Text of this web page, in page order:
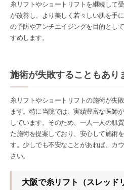
糸リフトやショートリフトを継続して
が改善し、より美しく若々しい肌を手
の予防やアンチエイジングを目的とし
すめします。
施術が失敗することもあり
糸リフトやショートリフトの施術が失
ます。特に当院では、実績豊富な医師
しています。そのため、一人一人の肌
た施術を提案しており、安心して施術
す。少しでも不安なことがあれば、カ
さい。
大阪で糸リフト（スレッド